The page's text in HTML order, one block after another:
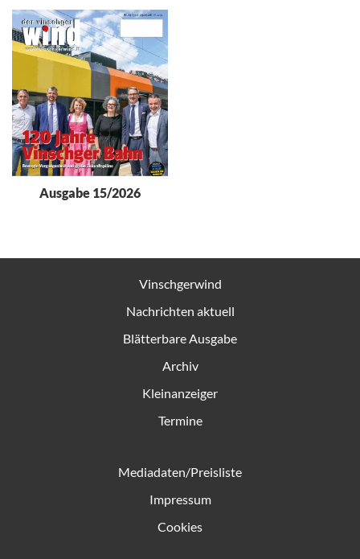
Ausgabe 15/2026
Vinschgerwind
Nachrichten aktuell
Blätterbare Ausgabe
Archiv
Kleinanzeiger
Termine
Mediadaten/Preisliste
Impressum
Cookies